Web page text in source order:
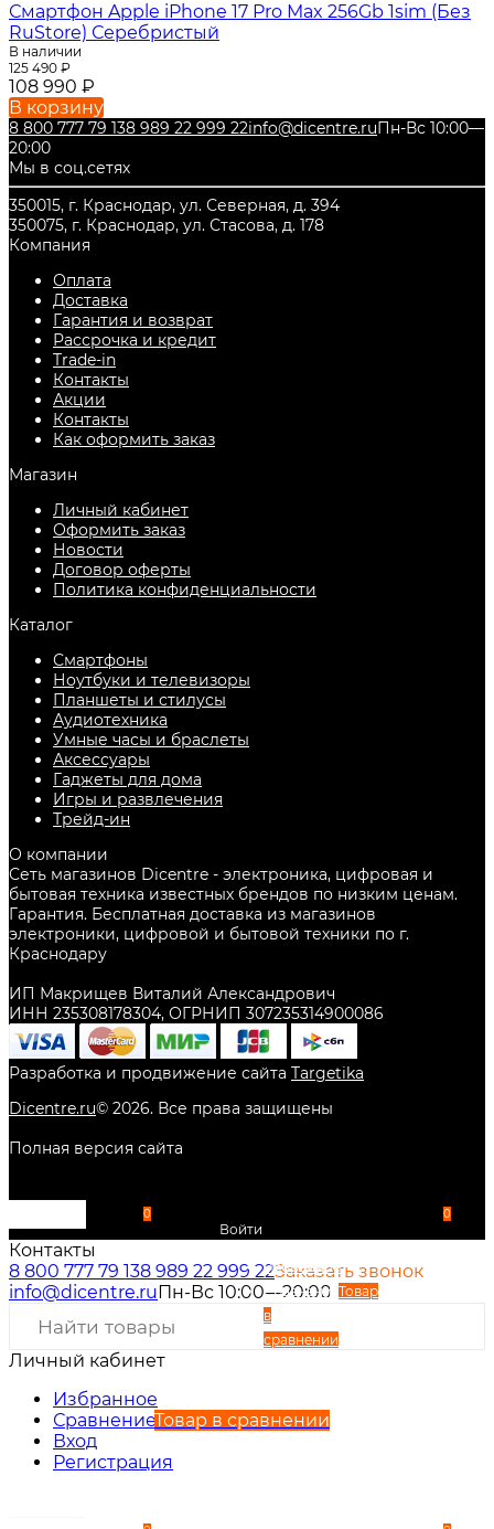
Смартфон Apple iPhone 17 Pro Max 256Gb 1sim (Без
RuStore) Серебристый
В наличии
125 490 ₽
108 990 ₽
В корзину
8 800 777 79 138 989 22 999 22info@dicentre.ruПн-Вс 10:00—
20:00
Мы в соц.сетях
350015, г. Краснодар, ул. Северная, д. 394
350075, г. Краснодар, ул. Стасова, д. 178
Компания
Оплата
Доставка
Гарантия и возврат
Рассрочка и кредит
Trade-in
Контакты
Акции
Контакты
Как оформить заказ
Магазин
Личный кабинет
Оформить заказ
Новости
Договор оферты
Политика конфиденциальности
Каталог
Смартфоны
Ноутбуки и телевизоры
Планшеты и стилусы
Аудиотехника
Умные часы и браслеты
Аксессуары
Гаджеты для дома
Игры и развлечения
Трейд-ин
О компании
Сеть магазинов Dicentre - электроника, цифровая и
бытовая техника известных брендов по низким ценам.
Гарантия. Бесплатная доставка из магазинов
электроники, цифровой и бытовой техники по г.
Краснодару
ИП Макрищев Виталий Александрович
ИНН 235308178304, ОГРНИП 307235314900086
Разработка и продвижение сайта Targetika
Dicentre.ru© 2026. Все права защищены
Полная версия сайта
0
Войти
Избранное
Сравнение Товар
в
сравнении
0
Контакты
8 800 777 79 138 989 22 999 22Заказать звонок
info@dicentre.ruПн-Вс 10:00—20:00
Личный кабинет
Избранное
СравнениеТовар в сравнении
Вход
Регистрация